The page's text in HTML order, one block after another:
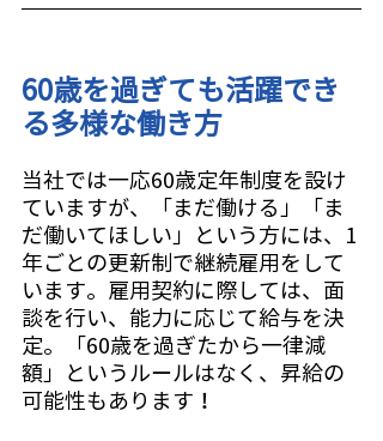
60歳を過ぎても活躍でき
る多様な働き方
当社では一応60歳定年制度を設け
ていますが、「まだ働ける」「ま
だ働いてほしい」という方には、1
年ごとの更新制で継続雇用をして
います。雇用契約に際しては、面
談を行い、能力に応じて給与を決
定。「60歳を過ぎたから一律減
額」というルールはなく、昇給の
可能性もあります！